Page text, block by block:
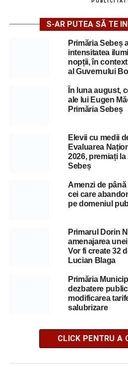
S-AR PUTEA SĂ TE
Primăria Sebeș
intensitatea
nopții, în
al Guvernului
În luna august,
ale lui Eugen
Primăria Sebeș
Elevii cu medii
Evaluarea
2026, premiați
Sebeș
Amenzi de până
cei care
pe domeniul
Primarul Dorin
amenajarea
Vor fi create 32
Lucian Blaga
Primăria
dezbatere
modificarea
salubrizare
CLICK PENTRU A